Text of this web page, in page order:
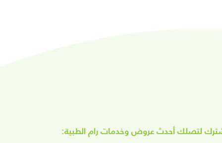
لتصلك أحدث عروض وخدمات رام الطبية: